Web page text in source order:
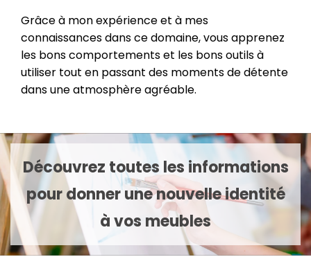
Grâce à mon expérience et à mes
connaissances dans ce domaine, vous apprenez
les bons comportements et les bons outils à
utiliser tout en passant des moments de détente
dans une atmosphère agréable.
Découvrez toutes les informations
pour donner une nouvelle identité
à vos meubles